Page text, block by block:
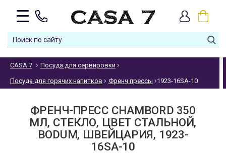
CASA 7 Посуда для сервировки
Посуда для горячих напитков Френч прессы 1923-16SA-10
ФРЕНЧ-ПРЕСС CHAMBORD 350
МЛ, СТЕКЛО, ЦВЕТ СТАЛЬНОЙ,
BODUM, ШВЕЙЦАРИЯ, 1923-
16SA-10